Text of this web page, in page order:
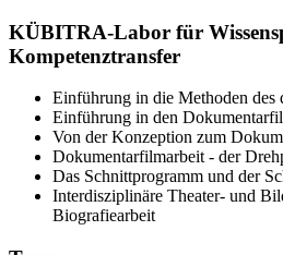
KÜBITRA-Labor für
Kompetenztransfer
Einführung in die Methoden des
Einführung in den
Von der Konzeption zum
Dokumentarfilmarbeit - der
Das Schnittprogramm und der
Interdisziplinäre Theater- und
Biografiearbeit